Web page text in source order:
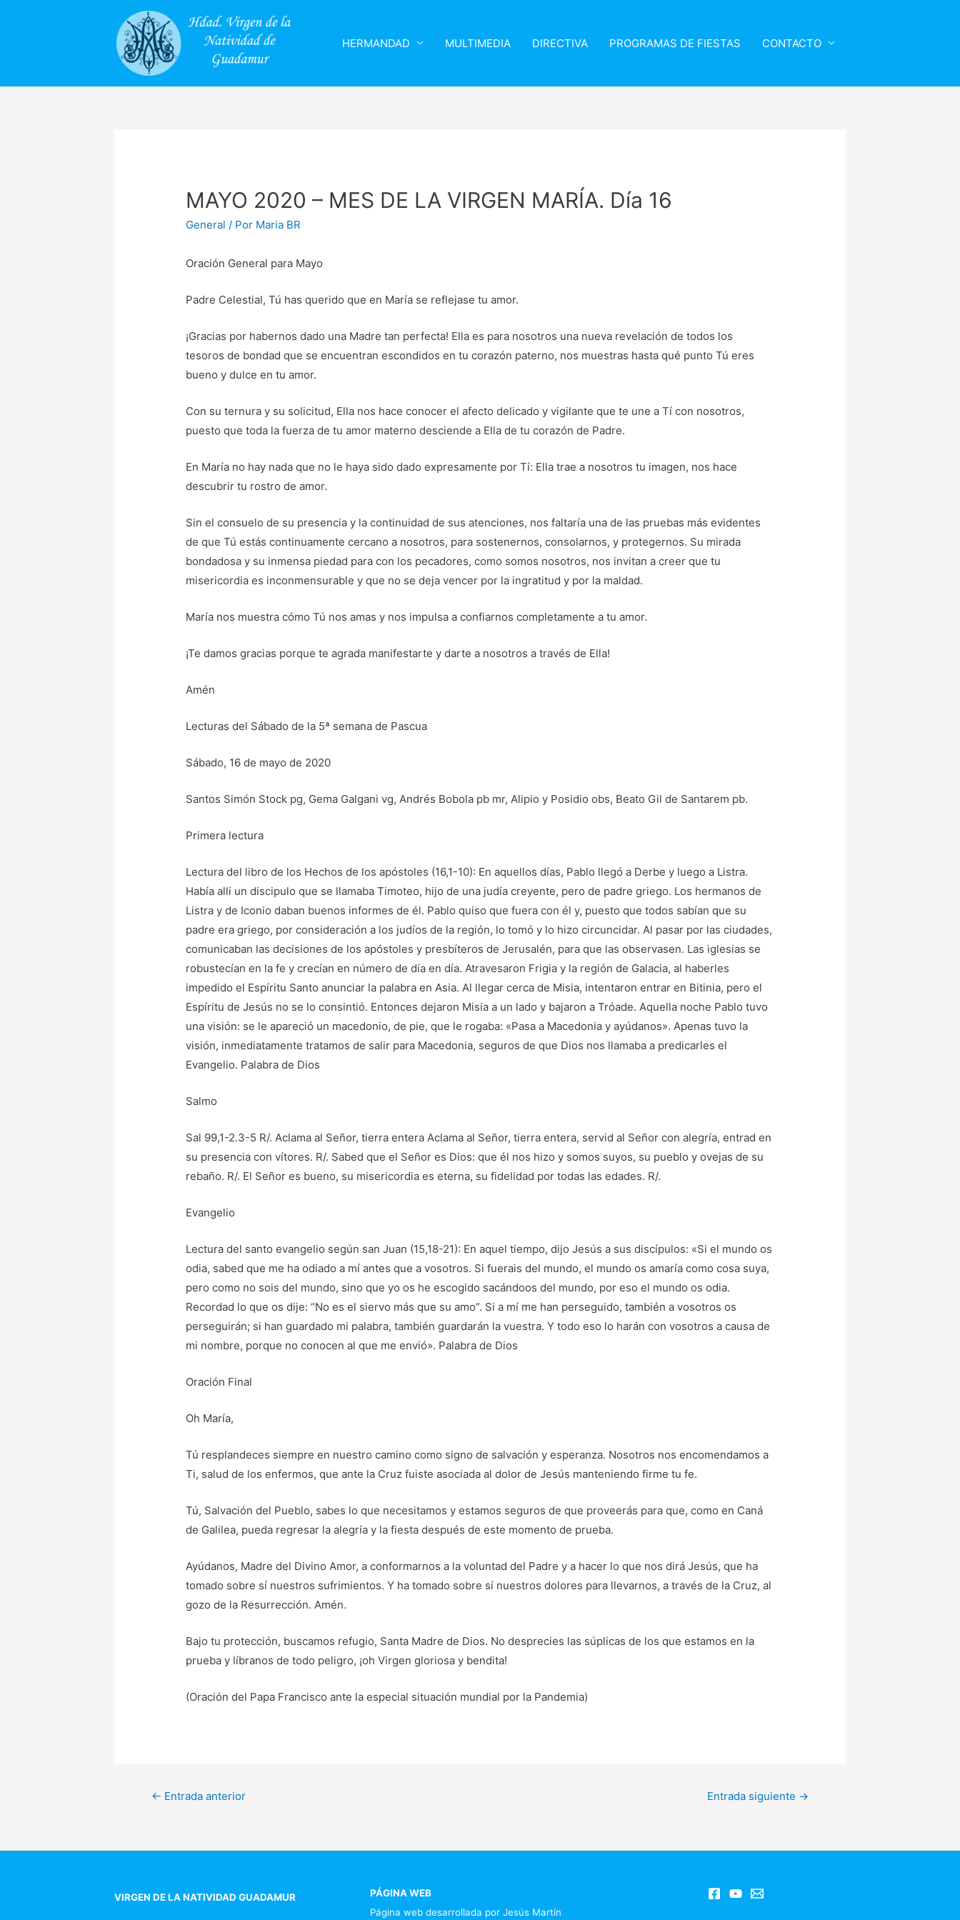
HERMANDAD MULTIMEDIA DIRECTIVA PROGRAMAS DE FIESTAS CONTACTO
MAYO 2020 – MES DE LA VIRGEN MARÍA. Día 16
General / Por Maria BR
Oración General para Mayo
Padre Celestial, Tú has querido que en María se reflejase tu amor.
¡Gracias por habernos dado una Madre tan perfecta! Ella es para nosotros una nueva revelación de todos los
tesoros de bondad que se encuentran escondidos en tu corazón paterno, nos muestras hasta qué punto Tú eres
bueno y dulce en tu amor.
Con su ternura y su solicitud, Ella nos hace conocer el afecto delicado y vigilante que te une a Tí con nosotros,
puesto que toda la fuerza de tu amor materno desciende a Ella de tu corazón de Padre.
En María no hay nada que no le haya sido dado expresamente por Tí: Ella trae a nosotros tu imagen, nos hace
descubrir tu rostro de amor.
Sin el consuelo de su presencia y la continuidad de sus atenciones, nos faltaría una de las pruebas más evidentes
de que Tú estás continuamente cercano a nosotros, para sostenernos, consolarnos, y protegernos. Su mirada
bondadosa y su inmensa piedad para con los pecadores, como somos nosotros, nos invitan a creer que tu
misericordia es inconmensurable y que no se deja vencer por la ingratitud y por la maldad.
María nos muestra cómo Tú nos amas y nos impulsa a confiarnos completamente a tu amor.
¡Te damos gracias porque te agrada manifestarte y darte a nosotros a través de Ella!
Amén
Lecturas del Sábado de la 5ª semana de Pascua
Sábado, 16 de mayo de 2020
Santos Simón Stock pg, Gema Galgani vg, Andrés Bobola pb mr, Alipio y Posidio obs, Beato Gil de Santarem pb.
Primera lectura
Lectura del libro de los Hechos de los apóstoles (16,1-10): En aquellos días, Pablo llegó a Derbe y luego a Listra.
Había alli un discipulo que se llamaba Timoteo, hijo de una judía creyente, pero de padre griego. Los hermanos de
Listra y de Iconio daban buenos informes de él. Pablo quiso que fuera con él y, puesto que todos sabían que su
padre era griego, por consideración a los judíos de la región, lo tomó y lo hizo circuncidar. Al pasar por las ciudades,
comunicaban las decisiones de los apóstoles y presbíteros de Jerusalén, para que las observasen. Las iglesias se
robustecían en la fe y crecían en número de día en día. Atravesaron Frigia y la región de Galacia, al haberles
impedido el Espíritu Santo anunciar la palabra en Asia. Al llegar cerca de Misia, intentaron entrar en Bitinia, pero el
Espíritu de Jesús no se lo consintió. Entonces dejaron Misia a un lado y bajaron a Tróade. Aquella noche Pablo tuvo
una visión: se le apareció un macedonio, de pie, que le rogaba: «Pasa a Macedonia y ayúdanos». Apenas tuvo la
visión, inmediatamente tratamos de salir para Macedonia, seguros de que Dios nos llamaba a predicarles el
Evangelio. Palabra de Dios
Salmo
Sal 99,1-2.3-5 R/. Aclama al Señor, tierra entera Aclama al Señor, tierra entera, servid al Señor con alegría, entrad en
su presencia con vítores. R/. Sabed que el Señor es Dios: que él nos hizo y somos suyos, su pueblo y ovejas de su
rebaño. R/. El Señor es bueno, su misericordia es eterna, su fidelidad por todas las edades. R/.
Evangelio
Lectura del santo evangelio según san Juan (15,18-21): En aquel tiempo, dijo Jesús a sus discípulos: «Si el mundo os
odia, sabed que me ha odiado a mí antes que a vosotros. Si fuerais del mundo, el mundo os amaría como cosa suya,
pero como no sois del mundo, sino que yo os he escogido sacándoos del mundo, por eso el mundo os odia.
Recordad lo que os dije: “No es el siervo más que su amo”. Si a mí me han perseguido, también a vosotros os
perseguirán; si han guardado mi palabra, también guardarán la vuestra. Y todo eso lo harán con vosotros a causa de
mi nombre, porque no conocen al que me envió». Palabra de Dios
Oración Final
Oh María,
Tú resplandeces siempre en nuestro camino como signo de salvación y esperanza. Nosotros nos encomendamos a
Ti, salud de los enfermos, que ante la Cruz fuiste asociada al dolor de Jesús manteniendo firme tu fe.
Tú, Salvación del Pueblo, sabes lo que necesitamos y estamos seguros de que proveerás para que, como en Caná
de Galilea, pueda regresar la alegría y la fiesta después de este momento de prueba.
Ayúdanos, Madre del Divino Amor, a conformarnos a la voluntad del Padre y a hacer lo que nos dirá Jesús, que ha
tomado sobre sí nuestros sufrimientos. Y ha tomado sobre sí nuestros dolores para llevarnos, a través de la Cruz, al
gozo de la Resurrección. Amén.
Bajo tu protección, buscamos refugio, Santa Madre de Dios. No desprecies las súplicas de los que estamos en la
prueba y líbranos de todo peligro, ¡oh Virgen gloriosa y bendita!
(Oración del Papa Francisco ante la especial situación mundial por la Pandemia)
Navegación
entradas
← Entrada anterior Entrada siguiente →
VIRGEN DE LA NATIVIDAD GUADAMUR
PÁGINA WEB
Página web desarrollada por Jesús Martín